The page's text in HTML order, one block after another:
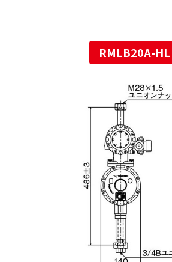
RMLB20A-HL